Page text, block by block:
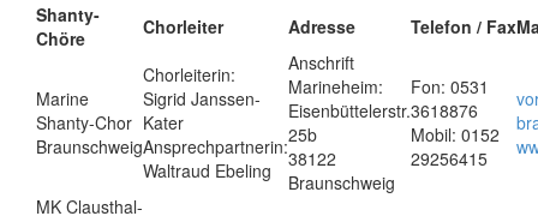
Shanty-
Chöre
Chorleiter Adresse Telefon / Fax
Marine
Shanty-Chor
Braunschweig
Chorleiterin:
Sigrid Janssen-
Kater
Ansprechpartnerin:
Waltraud Ebeling
Anschrift
Marineheim:
Eisenbüttelerstr.
25b
38122
Braunschweig
Fon: 0531
3618876
Mobil: 0152
29256415
MK Clausthal-